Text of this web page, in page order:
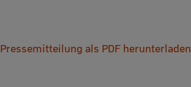
Pressemitteilung als PDF herunterladen